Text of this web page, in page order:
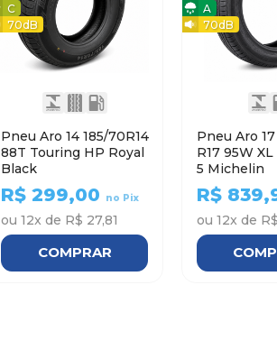
C
70dB
Pneu Aro 14 185/70R14
88T Touring HP Royal
Black
R$299,00 no Pix
ou 12x de R$ 27,81
COMPRAR
A
70dB
Pneu Aro 17 215/
R17 95W XL PRIMACY
5 Michelin
R$
ou 12x de